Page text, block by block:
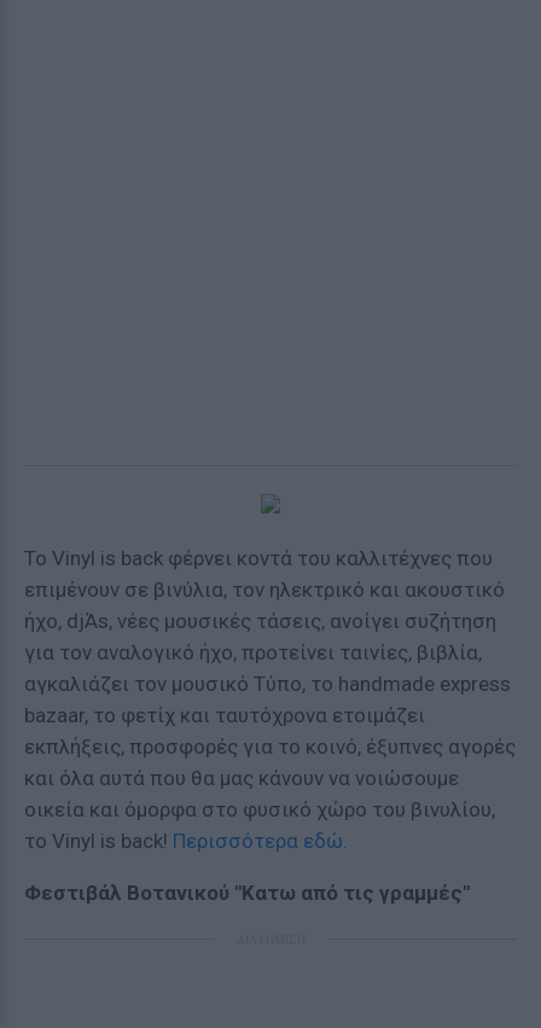
Το Vinyl is back φέρνει κοντά του καλλιτέχνες που
επιμένουν σε βινύλια, τον ηλεκτρικό και ακουστικό
ήχο, djΆs, νέες μουσικές τάσεις, ανοίγει συζήτηση
για τον αναλογικό ήχο, προτείνει ταινίες, βιβλία,
αγκαλιάζει τον μουσικό Τύπο, το handmade express
bazaar, το φετίχ και ταυτόχρονα ετοιμάζει
εκπλήξεις, προσφορές για το κοινό, έξυπνες αγορές
και όλα αυτά που θα μας κάνουν να νοιώσουμε
οικεία και όμορφα στο φυσικό χώρο του βινυλίου,
το Vinyl is back! Περισσότερα εδώ.
Φεστιβάλ Βοτανικού "Κατω από τις γραμμές"